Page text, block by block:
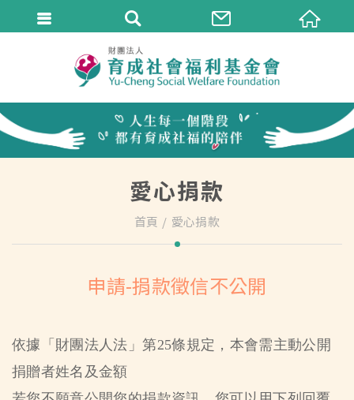
愛心捐款
首頁 愛心捐款
申請-捐款徵信不公開
依據「財團法人法」第25條規定，本會需主動公開
捐贈者姓名及金額